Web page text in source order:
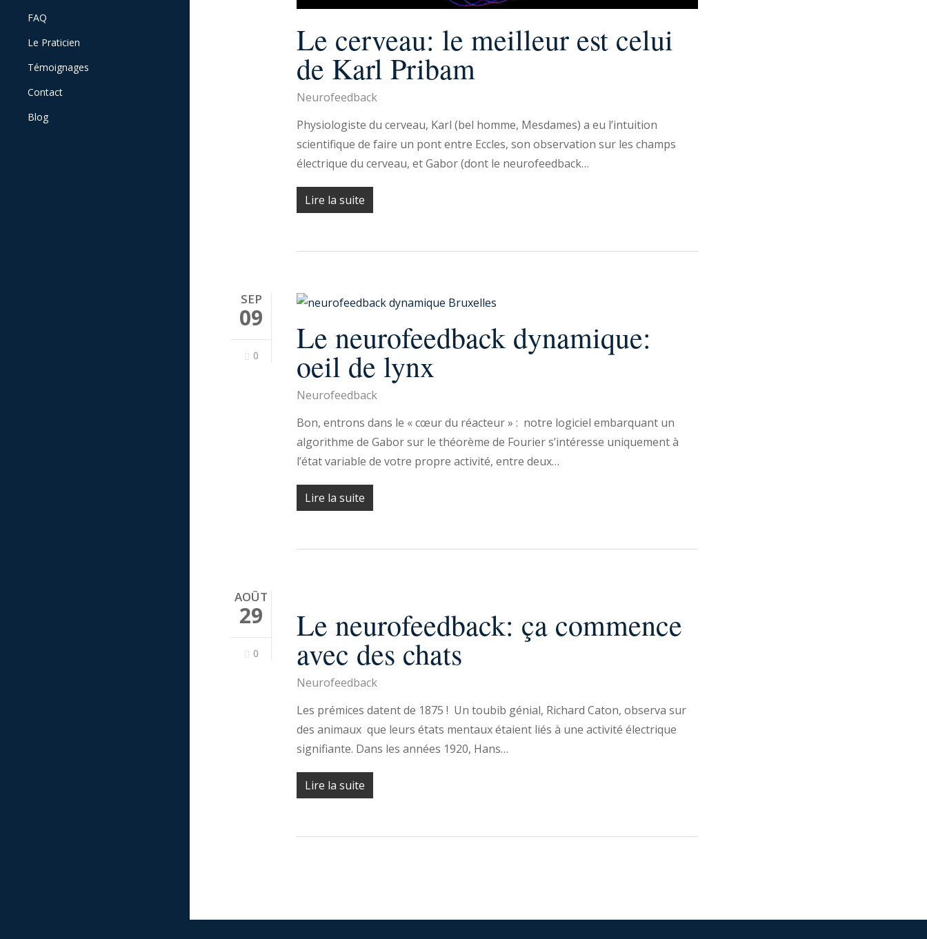
Fonctionnement
Une séance
Le cerveau
FAQ
Le Praticien
Témoignages
Contact
Blog
Le cerveau: le meilleur est celui
de Karl Pribam
Neurofeedback
Physiologiste du cerveau, Karl (bel homme, Mesdames) a eu l’intuition
scientifique de faire un pont entre Eccles, son observation sur les champs
électrique du cerveau, et Gabor (dont le neurofeedback…
Lire la suite
SEP
09
0 Le neurofeedback dynamique:
oeil de lynx
Neurofeedback
Bon, entrons dans le « cœur du réacteur » : notre logiciel embarquant un
algorithme de Gabor sur le théorème de Fourier s’intéresse uniquement à
l’état variable de votre propre activité, entre deux…
Lire la suite
AOÛT
29
0
Le neurofeedback: ça commence
avec des chats
Neurofeedback
Les prémices datent de 1875 ! Un toubib génial, Richard Caton, observa sur
des animaux que leurs états mentaux étaient liés à une activité électrique
signifiante. Dans les années 1920, Hans…
Lire la suite